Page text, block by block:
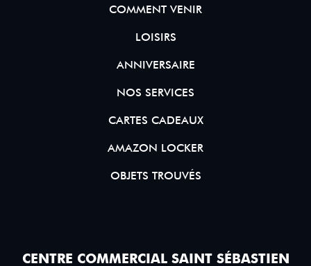
COMMENT VENIR
LOISIRS
ANNIVERSAIRE
NOS SERVICES
CARTES CADEAUX
AMAZON LOCKER
OBJETS TROUVÉS
CENTRE COMMERCIAL SAINT SÉBASTIEN